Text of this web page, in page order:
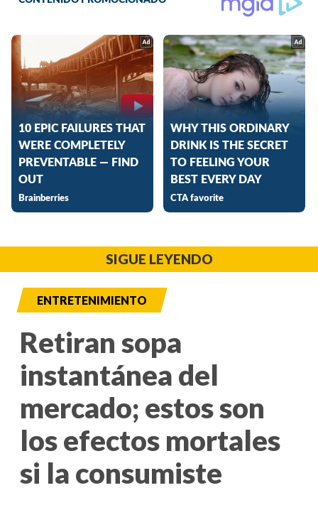
SIGUE LEYENDO
ENTRETENIMIENTO
Retiran sopa
instantánea del
mercado; estos son
los efectos mortales
si la consumiste